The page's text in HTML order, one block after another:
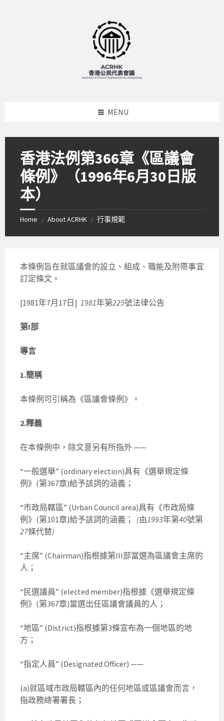
MENU
香港法例第366章《區議會
條例》（1996年6月30日版
本）
Home / About ACRHK / 行事規範
本條例旨在就區議會的設立、組成、職能及附帶事宜
訂定條文。
[1981年7月17日] 1981年第225號法律公告
第I部
導言
1.簡稱
本條例可引稱為《區議會條例》。
2.釋義
在本條例中，除文意另有所指外 ——
“一般選舉” (ordinary election)具有《選舉規定條
例》(第367章)給予該詞的涵義；
“市政局轄區” (Urban Council area)具有《市政局條
例》(第101章)給予該詞的涵義； (由1993年第40號第
27條代替)
“主席” (Chairman)指根據第III部當選為區議會主席的
人；
“民選議員” (elected member)指根據《選舉規定條
例》(第367章)當選出任區議會議員的人；
“地區” (District)指根據第3條宣布為一個地區的地
方；
“指定人員” (Designated Officer) ——
(a)就區域市政局轄區內的任何地區或區議會而言，
指政務總署署長；